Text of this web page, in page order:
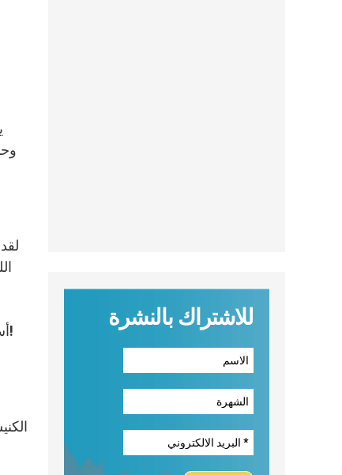
أسمائهم علينا. تشاورنا بعد ذلك فيما بيننا، وتم التوصل إلى قائمة. لم يكن بالإمكان طبعاً اختيار الجميع. كان الخيار أمراً صعباً!
للاشتراك بالنشرة